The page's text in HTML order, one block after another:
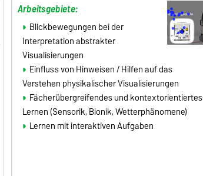
Arbeitsgebiete:
Blickbewegungen bei der
Interpretation abstrakter
Visualisierungen
Einfluss von Hinweisen / Hilfen auf das
Verstehen physikalischer Visualisierungen
Fächerübergreifendes und kontextorientiertes
Lernen (Sensorik, Bionik, Wetterphänomene)
Lernen mit interaktiven Aufgaben